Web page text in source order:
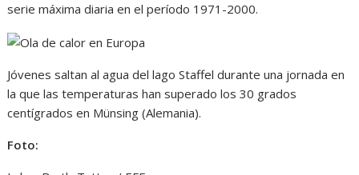
serie máxima diaria en el período 1971-2000.
Jóvenes saltan al agua del lago Staffel durante una jornada en
la que las temperaturas han superado los 30 grados
centígrados en Münsing (Alemania).
Foto: